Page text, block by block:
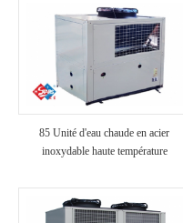
85 Unité d'eau chaude en acier
inoxydable haute température